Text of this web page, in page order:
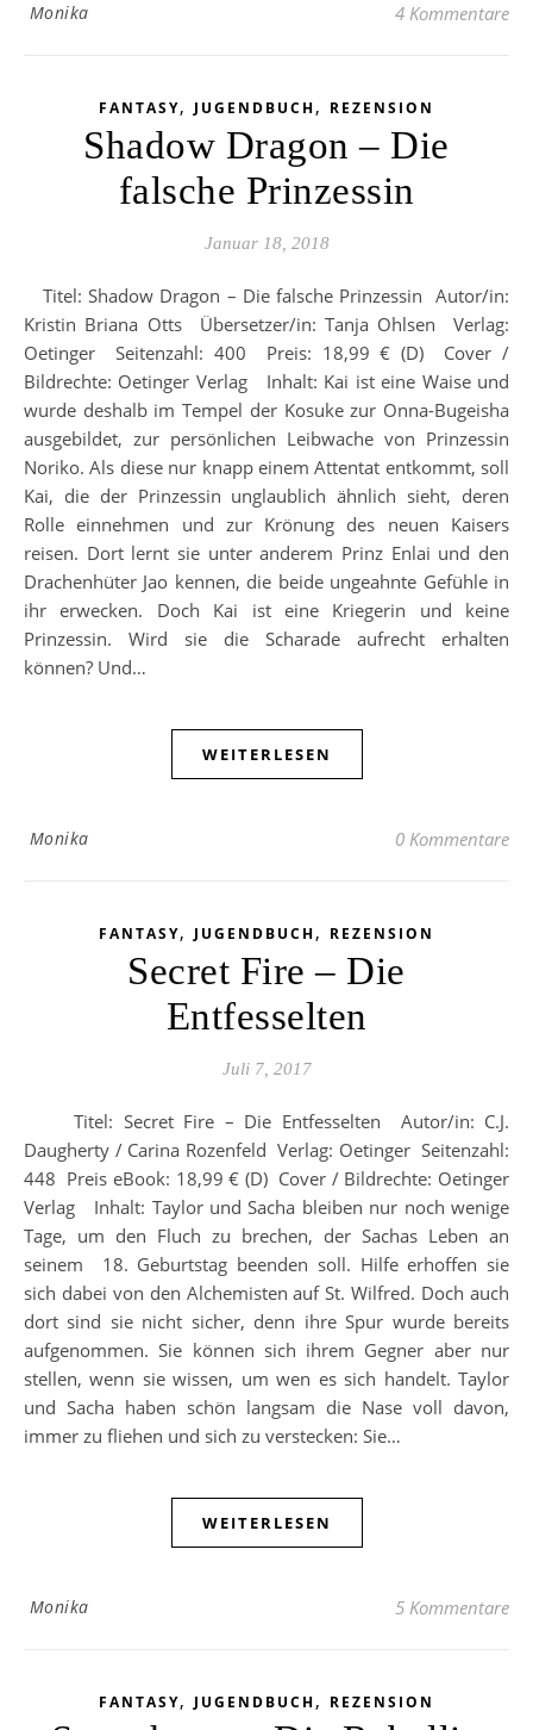
Monika 4 Kommentare
FANTASY, JUGENDBUCH, REZENSION
Shadow Dragon – Die
falsche Prinzessin
Januar 18, 2018
Titel: Shadow Dragon – Die falsche Prinzessin Autor/in:
Kristin Briana Otts Übersetzer/in: Tanja Ohlsen Verlag:
Oetinger Seitenzahl: 400 Preis: 18,99 € (D) Cover /
Bildrechte: Oetinger Verlag Inhalt: Kai ist eine Waise und
wurde deshalb im Tempel der Kosuke zur Onna-Bugeisha
ausgebildet, zur persönlichen Leibwache von Prinzessin
Noriko. Als diese nur knapp einem Attentat entkommt, soll
Kai, die der Prinzessin unglaublich ähnlich sieht, deren
Rolle einnehmen und zur Krönung des neuen Kaisers
reisen. Dort lernt sie unter anderem Prinz Enlai und den
Drachenhüter Jao kennen, die beide ungeahnte Gefühle in
ihr erwecken. Doch Kai ist eine Kriegerin und keine
Prinzessin. Wird sie die Scharade aufrecht erhalten
können? Und…
WEITERLESEN
Monika 0 Kommentare
FANTASY, JUGENDBUCH, REZENSION
Secret Fire – Die
Entfesselten
Juli 7, 2017
Titel: Secret Fire – Die Entfesselten Autor/in: C.J.
Daugherty / Carina Rozenfeld Verlag: Oetinger Seitenzahl:
448 Preis eBook: 18,99 € (D) Cover / Bildrechte: Oetinger
Verlag Inhalt: Taylor und Sacha bleiben nur noch wenige
Tage, um den Fluch zu brechen, der Sachas Leben an
seinem 18. Geburtstag beenden soll. Hilfe erhoffen sie
sich dabei von den Alchemisten auf St. Wilfred. Doch auch
dort sind sie nicht sicher, denn ihre Spur wurde bereits
aufgenommen. Sie können sich ihrem Gegner aber nur
stellen, wenn sie wissen, um wen es sich handelt. Taylor
und Sacha haben schön langsam die Nase voll davon,
immer zu fliehen und sich zu verstecken: Sie…
WEITERLESEN
Monika 5 Kommentare
FANTASY, JUGENDBUCH, REZENSION